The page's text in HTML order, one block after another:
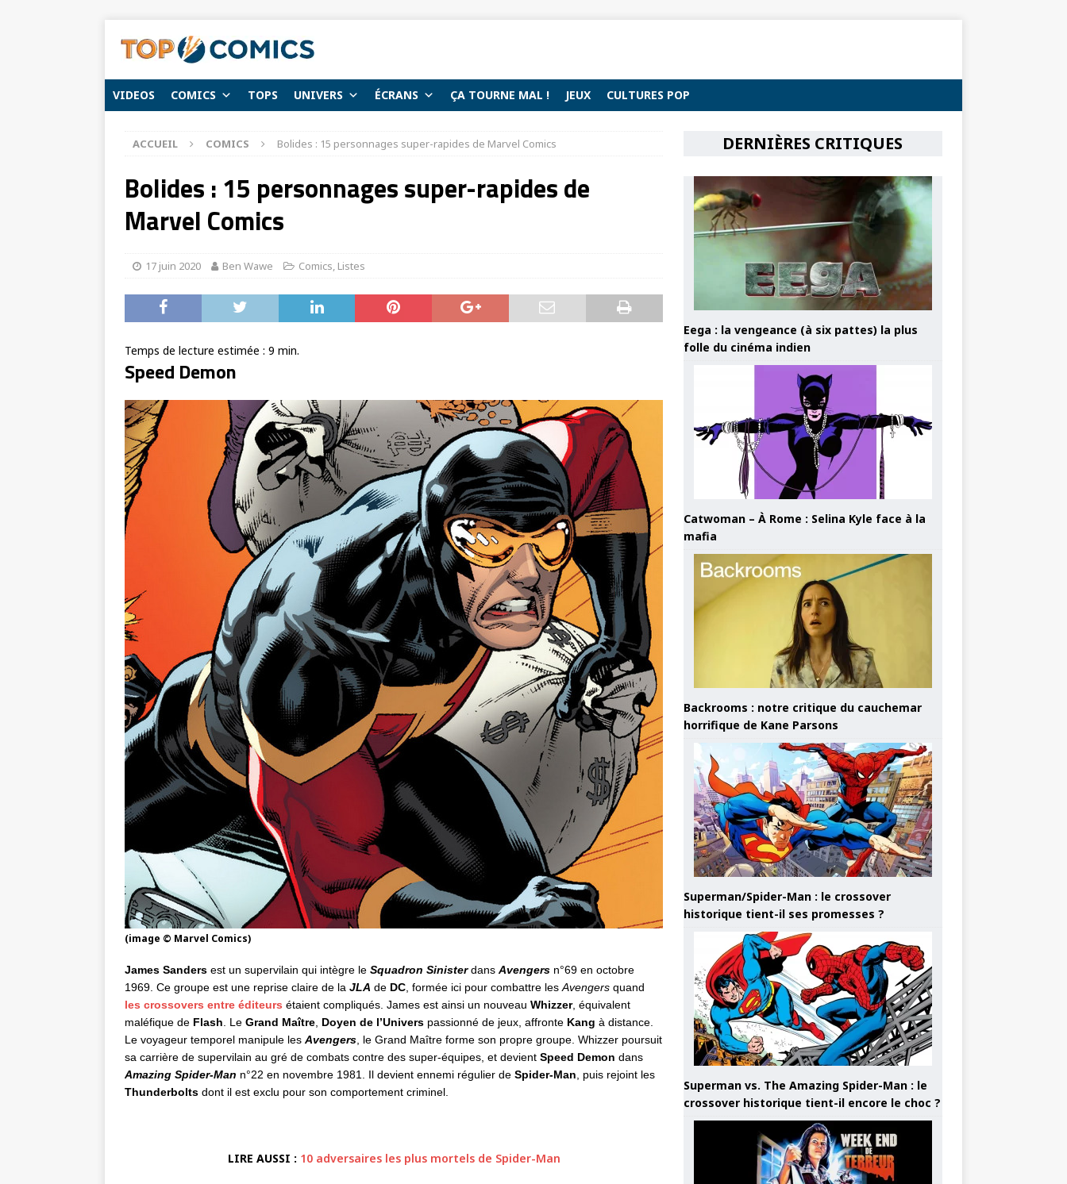
VIDEOS COMICS TOPS UNIVERS ÉCRANS ÇA TOURNE MAL ! JEUX CULTURES POP
ACCUEIL COMICS Bolides : 15 personnages super-rapides de Marvel Comics
Bolides : 15 personnages super-rapides de
Marvel Comics
17 juin 2020 Ben Wawe Comics, Listes
Temps de lecture estimée : 9 min.
Speed Demon
(image © Marvel Comics)
James Sanders est un supervilain qui intègre le Squadron Sinisterdans Avengers n°69 en octobre
1969. Ce groupe est une reprise claire de la JLA de DC , formée ici pour combattre les Avengers quand
les crossovers entre éditeurs étaient compliqués. James est ainsi un nouveau Whizzer, équivalent
maléfique de Flash . Le Grand Maître Doyen de l’Univers passionné de jeux, affronte Kang à distance.
Le voyageur temporel manipule les Avengers , le Grand Maître forme son propre groupe. Whizzer poursuit
sa carrière de supervilain au gré de combats contre des super-équipes, et devient Speed Demon dans
Amazing Spider-Man n°22 en novembre 1981. Il devient ennemi régulier de Spider-Man , puis rejoint les
Thunderbolts dont il est exclu pour son comportement criminel.
LIRE AUSSI : 10 adversaires les plus mortels de Spider-Man
DERNIÈRES CRITIQUES
Eega : la vengeance (à six pattes) la plus
folle du cinéma indien
Catwoman – À Rome : Selina Kyle face à la
mafia
Backrooms : notre critique du cauchemar
horrifique de Kane Parsons
Superman/Spider-Man : le crossover
historique tient-il ses promesses ?
Superman vs. The Amazing Spider-Man : le
crossover historique tient-il encore le choc ?